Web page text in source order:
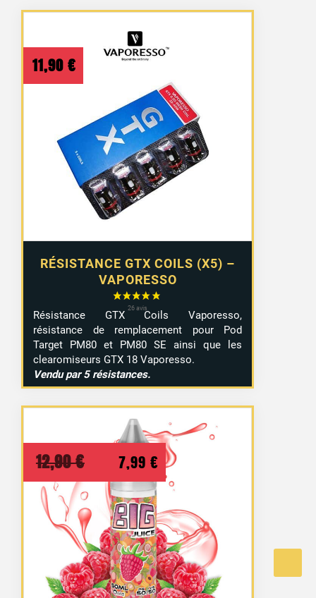
RÉSISTANCE GTX COILS (X5) –
VAPORESSO
11,90 €
Résistance GTX Coils Vaporesso,
résistance de remplacement pour Pod
Target PM80 et PM80 SE ainsi que les
clearomiseurs GTX 18 Vaporesso.
Vendu par 5 résistances.
12,90€
Le
prix
initial
était :
12,90 €.
7,99 € Le
prix
actuel
est :
7,99 €.